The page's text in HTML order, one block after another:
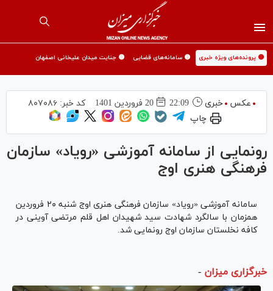
🟡 پرونده‌های ویژه خبری 🟡 سامانه‌های قضایی 🟡 جنایت میدان علیخانی اصفهان
عکس خبری 22:09 20 فروردين 1401 کد خبر:۸۰۷۰۸۶
چاپ
رونمایی از سامانه آموزشی «رویاد» سازمان
فرهنگی هنری اوج
سامانه آموزشی «رویاد» سازمان فرهنگی هنری اوج شنبه ۲۰ فروردین
همزمان با سالگرد شهادت سید شهیدان اهل قلم مرتضی آوینی در
کافه نخلستان سازمان اوج رونمایی شد.
خبرگزاری میزان -